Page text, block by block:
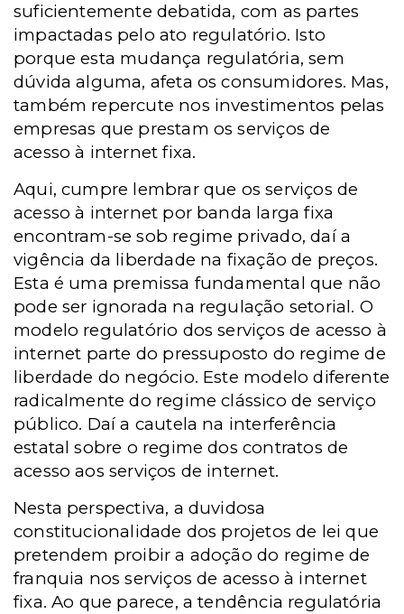
suficientemente debatida, com as partes
impactadas pelo ato regulatório. Isto
porque esta mudança regulatória, sem
dúvida alguma, afeta os consumidores. Mas,
também repercute nos investimentos pelas
empresas que prestam os serviços de
acesso à internet fixa.
Aqui, cumpre lembrar que os serviços de
acesso à internet por banda larga fixa
encontram-se sob regime privado, daí a
vigência da liberdade na fixação de preços.
Esta é uma premissa fundamental que não
pode ser ignorada na regulação setorial. O
modelo regulatório dos serviços de acesso à
internet parte do pressuposto do regime de
liberdade do negócio. Este modelo diferente
radicalmente do regime clássico de serviço
público. Daí a cautela na interferência
estatal sobre o regime dos contratos de
acesso aos serviços de internet.
Nesta perspectiva, a duvidosa
constitucionalidade dos projetos de lei que
pretendem proibir a adoção do regime de
franquia nos serviços de acesso à internet
fixa. Ao que parece, a tendência regulatória